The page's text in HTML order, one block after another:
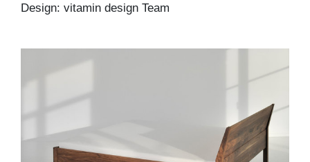
Design: vitamin design Team